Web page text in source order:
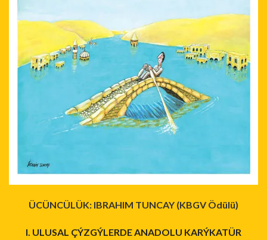
ÜCÜNCÜLÜK: IBRAHIM TUNCAY (KBGV Ödülü)
I. ULUSAL ÇÝZGÝLERDE ANADOLU KARÝKATÜR